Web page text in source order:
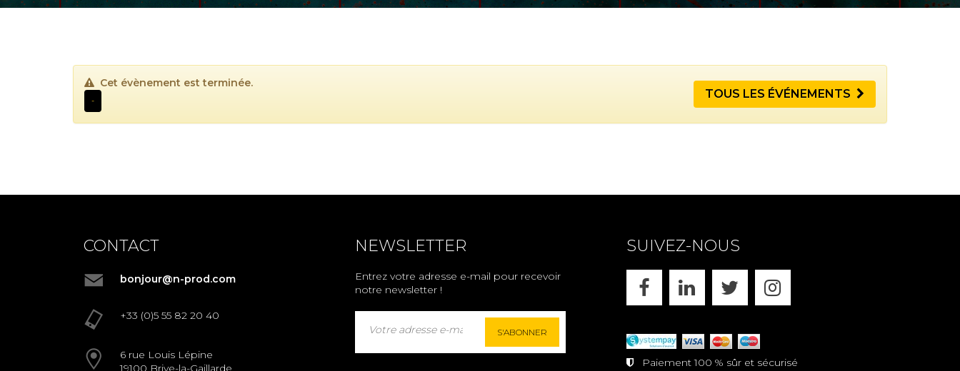
Cet évènement est terminée.
- TOUS LES ÉVÉNEMENTS
CONTACT
bonjour@n-prod.com
+33 (0)5 55 82 20 40
6 rue Louis Lépine
19100 Brive-la-Gaillarde
NEWSLETTER
Entrez votre adresse e-mail pour recevoir
notre newsletter !
S'ABONNER
SUIVEZ-NOUS
FACEBOOK
Paiement 100 % sûr et sécurisé